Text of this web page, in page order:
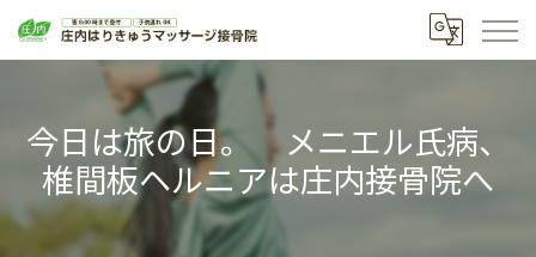
今日は旅の日。 メニエル氏病、
椎間板ヘルニアは庄内接骨院へ